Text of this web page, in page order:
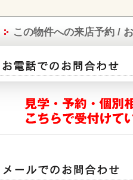
この物件への来店予約 /